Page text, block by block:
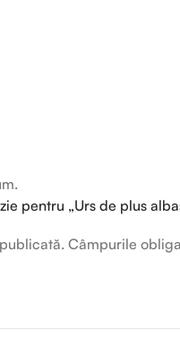
pentru „Urs de plus
Câmpurile